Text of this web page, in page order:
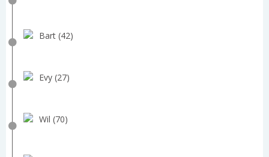
Bart (42)
Evy (27)
Wil (70)